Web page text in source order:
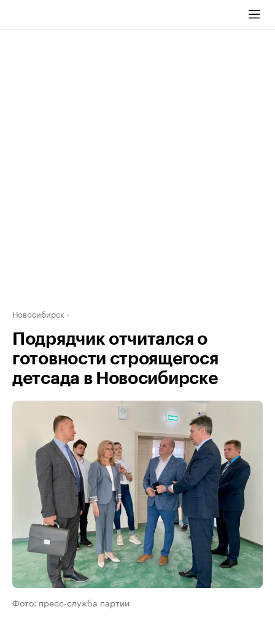
Новосибирск
Подрядчик отчитался о
готовности строящегося
детсада в Новосибирске
Фото: пресс-служба партии